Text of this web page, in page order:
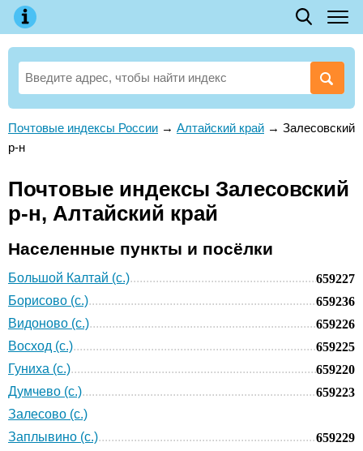
Почтовые индексы России → Алтайский край → Залесовский
р-н
Почтовые индексы Залесовский
р-н, Алтайский край
Населенные пункты и посёлки
Большой Калтай (с.)
659227
Борисово (с.)
659236
Видоново (с.)
659226
Восход (с.)
659225
Гуниха (с.)
659220
Думчево (с.)
659223
Залесово (с.)
Заплывино (с.)
659229